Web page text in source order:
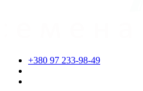
+380 97 233-98-49